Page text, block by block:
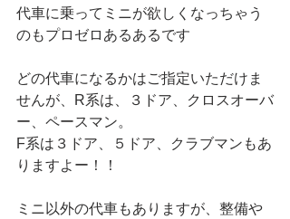
代車に乗ってミニが欲しくなっちゃう
のもプロゼロあるあるです
どの代車になるかはご指定いただけま
せんが、R系は、３ドア、クロスオーバ
ー、ペースマン。
F系は３ドア、５ドア、クラブマンもあ
りますよー！！
ミニ以外の代車もありますが、整備や